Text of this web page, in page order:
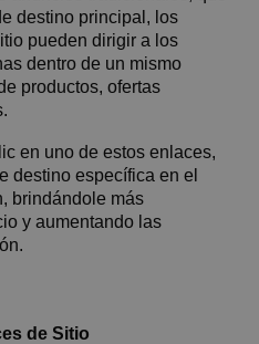
destino principal, los
pueden dirigir a los
dentro de un mismo
productos, ofertas
en uno de estos enlaces,
destino específica en el
brindándole más
y aumentando las
de Sitio